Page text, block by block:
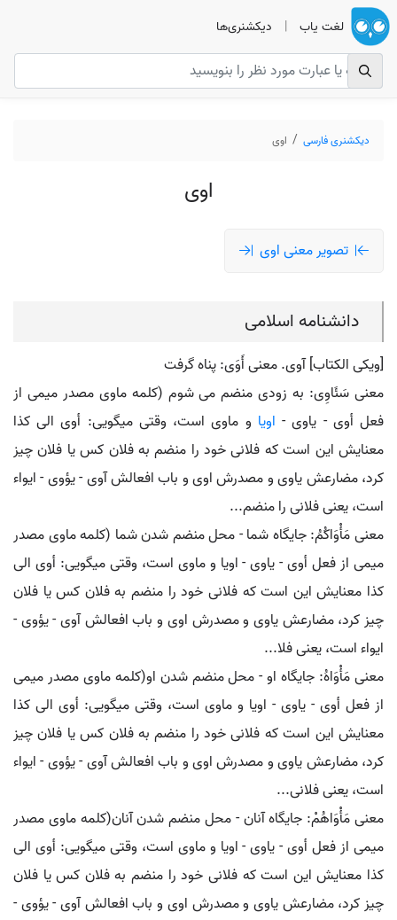
لغت یاب | دیکشنری‌ها
دیکشنری فارسی اوى
اوى
تصویر معنی اوى
دانشنامه اسلامی
[ویکی الکتاب] آوى. معنی أَوَی: پناه گرفت
معنی سَئَاوِی: به زودی منضم می شوم (کلمه ماوی مصدر میمی از
فعل أوی - یاوی - اویا و ماوی است، وقتی میگویی: أوی الی کذا
معنایش این است که فلانی خود را منضم به فلان کس یا فلان چیز
کرد، مضارعش یاوی و مصدرش اوی و باب افعالش آوی - یؤوی - ایواء
است، یعنی فلانی را منضم...
معنی مَأْوَاکُمُ: جایگاه شما - محل منضم شدن شما (کلمه ماوی مصدر
میمی از فعل أوی - یاوی - اویا و ماوی است، وقتی میگویی: أوی الی
کذا معنایش این است که فلانی خود را منضم به فلان کس یا فلان
چیز کرد، مضارعش یاوی و مصدرش اوی و باب افعالش آوی - یؤوی -
ایواء است، یعنی فلا...
معنی مَأْوَاهُ: جایگاه او - محل منضم شدن او(کلمه ماوی مصدر میمی
از فعل أوی - یاوی - اویا و ماوی است، وقتی میگویی: أوی الی کذا
معنایش این است که فلانی خود را منضم به فلان کس یا فلان چیز
کرد، مضارعش یاوی و مصدرش اوی و باب افعالش آوی - یؤوی - ایواء
است، یعنی فلانی...
معنی مَأْوَاهُمْ: جایگاه آنان - محل منضم شدن آنان(کلمه ماوی مصدر
میمی از فعل أوی - یاوی - اویا و ماوی است، وقتی میگویی: أوی الی
کذا معنایش این است که فلانی خود را منضم به فلان کس یا فلان
چیز کرد، مضارعش یاوی و مصدرش اوی و باب افعالش آوی - یؤوی -